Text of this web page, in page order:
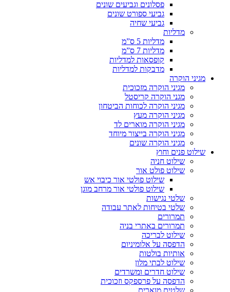
פסלונים וגביעים שונים
גביעי ספורט שונים
גביעי שחיה
מדליות
מדליות 5 ס”מ
מדליות 7 ס”מ
קופסאות למדליות
מדבקות למדליות
מגיני הוקרה
מגיני הוקרה מזכוכית
מגני הוקרה קריסטל
מגיני הוקרה לכוחות הביטחון
מגיני הוקרה מעץ
מגיני הוקרה מוארים לד
מגיני הוקרה בייצור מיוחד
מגיני הוקרה שונים
שילוט פנים וחוץ
שילוט חניה
שילוט פולט אור
שילוט פולטי אור כיבוי אש
שילוט פולטי אור מרחב מוגן
שלטי נגישות
שלטי בטיחות לאתר עבודה
תמרורים
תמרורים באתרי בניה
שילוט לבריכה
הדפסה על אלומיניום
אותיות בולטות
שילוט לבתי מלון
שילוט חדרים ומשרדים
הדפסה על פרספקס וזכוכית
שלטים מוארים